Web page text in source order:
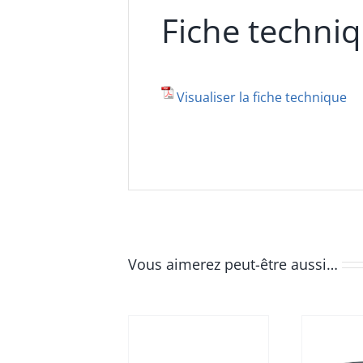
Fiche
Visualiser la fiche technique
Vous aimerez peut-être aussi…